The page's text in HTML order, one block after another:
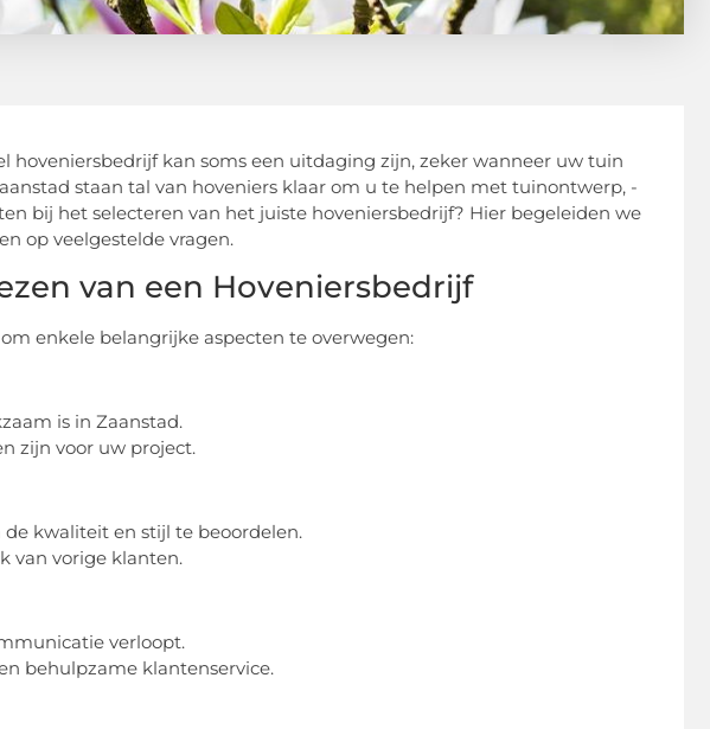
hoveniersbedrijf kan soms een uitdaging zijn, zeker wanneer uw tuin
staan tal van hoveniers klaar om u te helpen met tuinontwerp, -
bij het selecteren van het juiste hoveniersbedrijf? Hier begeleiden we
op veelgestelde vragen.
van een Hoveniersbedrijf
enkele belangrijke aspecten te overwegen:
is in Zaanstad.
zijn voor uw project.
kwaliteit en stijl te beoordelen.
van vorige klanten.
verloopt.
behulpzame klantenservice.